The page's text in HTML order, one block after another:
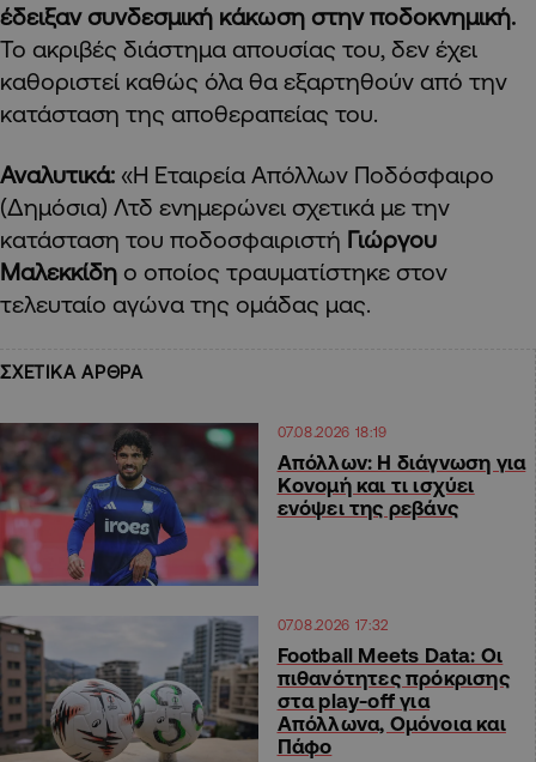
έδειξαν συνδεσμική κάκωση στην ποδοκνημική.
Το ακριβές διάστημα απουσίας του, δεν έχει
καθοριστεί καθώς όλα θα εξαρτηθούν από την
κατάσταση της αποθεραπείας του.
Αναλυτικά: «Η Εταιρεία Απόλλων Ποδόσφαιρο
(Δημόσια) Λτδ ενημερώνει σχετικά με την
κατάσταση του ποδοσφαιριστή Γιώργου
Μαλεκκίδη ο οποίος τραυματίστηκε στον
τελευταίο αγώνα της ομάδας μας.
ΣΧΕΤΙΚΑ ΑΡΘΡΑ
07.08.2026 18:19
Απόλλων: Η διάγνωση για
Κονομή και τι ισχύει
ενόψει της ρεβάνς
07.08.2026 17:32
Football Meets Data: Οι
πιθανότητες πρόκρισης
στα play-off για
Απόλλωνα, Ομόνοια και
Πάφο